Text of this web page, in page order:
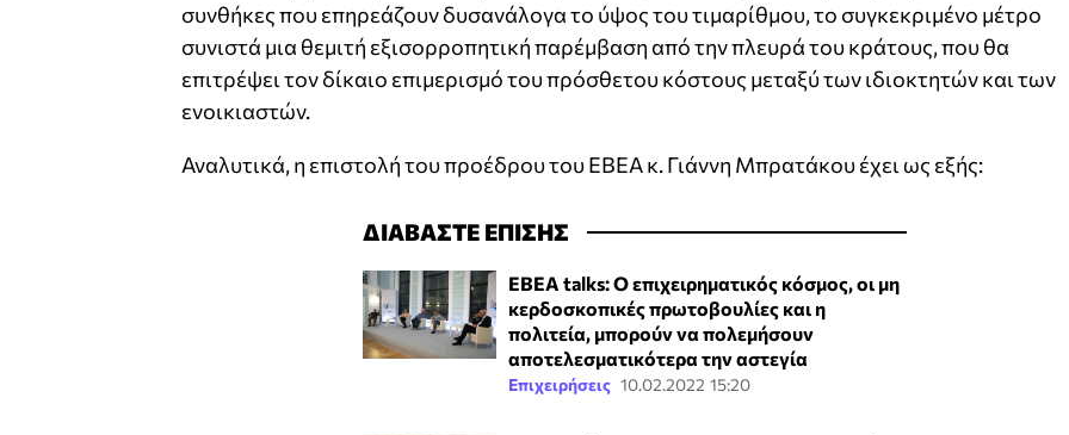
συνθήκες που επηρεάζουν δυσανάλογα το ύψος του τιμαρίθμου, το συγκεκριμένο μέτρο
συνιστά μια θεμιτή εξισορροπητική παρέμβαση από την πλευρά του κράτους, που θα
επιτρέψει τον δίκαιο επιμερισμό του πρόσθετου κόστους μεταξύ των ιδιοκτητών και των
ενοικιαστών.
Αναλυτικά, η επιστολή του προέδρου του ΕΒΕΑ κ. Γιάννη Μπρατάκου έχει ως εξής:
ΔΙΑΒΑΣΤΕ ΕΠΙΣΗΣ
ΕΒΕΑ talks: Ο επιχειρηματικός κόσμος, οι μη
κερδοσκοπικές πρωτοβουλίες και η
πολιτεία, μπορούν να πολεμήσουν
αποτελεσματικότερα την αστεγία
Επιχειρήσεις 10.02.2022 15:20